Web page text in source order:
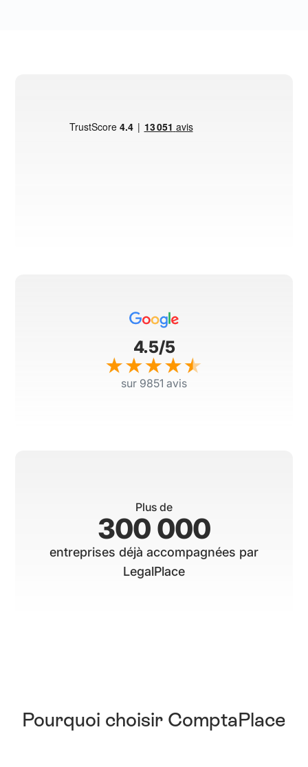
4.5/5
sur 9851 avis
Plus de
300 000
entreprises déjà accompagnées par
LegalPlace
Pourquoi choisir ComptaPlace